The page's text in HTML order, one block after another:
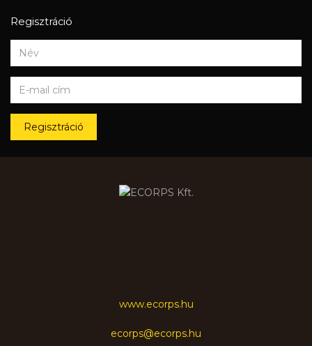
Regisztráció
Regisztráció
www.ecorps.hu
ecorps@ecorps.hu